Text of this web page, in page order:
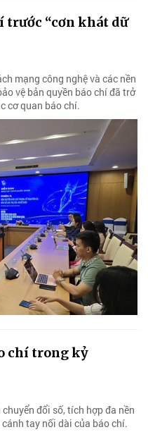
trước “cơn khát dữ
mạng công nghệ và các nền
vệ bản quyền báo chí đã trở
cơ quan báo chí.
chí trong kỷ
đổi số, tích hợp đa nền
tay nối dài của báo chí.